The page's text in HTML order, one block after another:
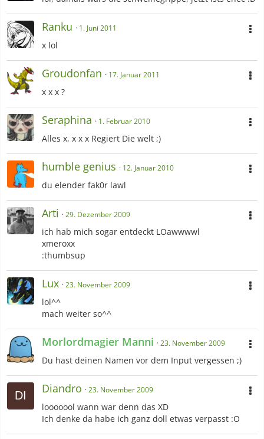
Ranku 1. Juni 2011
x lol
Groudonfan 17. Januar 2011
x x x ?
Seraphina 1. Februar 2010
Alles x, x x x Regiert Die welt ;)
humble genius 12. Januar 2010
du elender fak0r lawl
Arti 29. Dezember 2009
ich hab mich sogar entdeckt LOawwwwl
xmeroxx
:thumbsup
Lux 23. November 2009
lol^^
mach weiter so^^
Morlordmagier Manni 23. November 2009
Du hast deinen Namen vor dem Input vergessen ;)
Diandro 23. November 2009
looooool wann war denn das XD
Ich denke da habe ich ganz doll etwas verpasst :O